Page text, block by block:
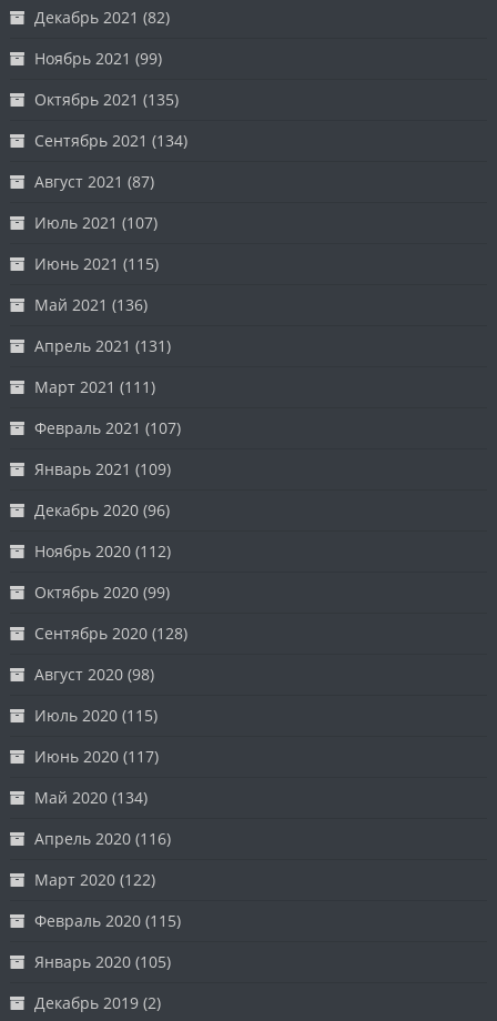
Декабрь 2021 (82)
Ноябрь 2021 (99)
Октябрь 2021 (135)
Сентябрь 2021 (134)
Август 2021 (87)
Июль 2021 (107)
Июнь 2021 (115)
Май 2021 (136)
Апрель 2021 (131)
Март 2021 (111)
Февраль 2021 (107)
Январь 2021 (109)
Декабрь 2020 (96)
Ноябрь 2020 (112)
Октябрь 2020 (99)
Сентябрь 2020 (128)
Август 2020 (98)
Июль 2020 (115)
Июнь 2020 (117)
Май 2020 (134)
Апрель 2020 (116)
Март 2020 (122)
Февраль 2020 (115)
Январь 2020 (105)
Декабрь 2019 (2)